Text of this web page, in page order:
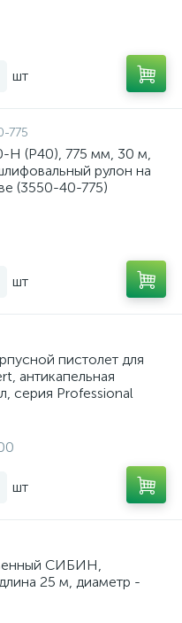
шт
775
H (Р40), 775 мм, 30 м,
рулон на
(3550-40-775)
шт
пистолет для
антикапельная
серия Professional
шт
СИБИН,
25 м, диаметр -